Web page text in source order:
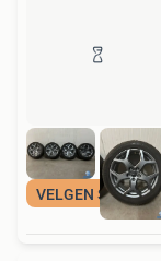
VELGEN SPECIALIST